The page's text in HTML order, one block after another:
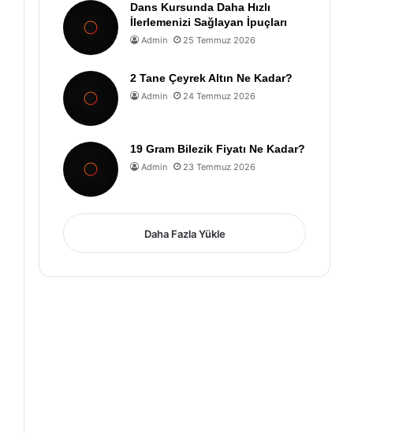
Dans Kursunda Daha Hızlı
İlerlemenizi Sağlayan İpuçları
Admin 25 Temmuz 2026
2 Tane Çeyrek Altın Ne Kadar?
Admin 24 Temmuz 2026
19 Gram Bilezik Fiyatı Ne Kadar?
Admin 23 Temmuz 2026
Daha Fazla Yükle